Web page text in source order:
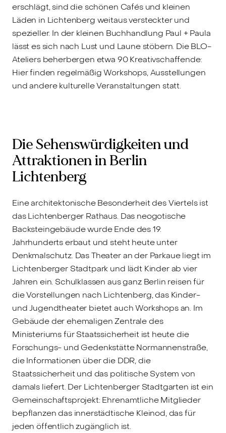
erschlägt, sind die schönen Cafés und kleinen
Läden in Lichtenberg weitaus versteckter und
spezieller. In der kleinen Buchhandlung Paul + Paula
lässt es sich nach Lust und Laune stöbern. Die BLO-
Ateliers beherbergen etwa 90 Kreativschaffende:
Hier finden regelmäßig Workshops, Ausstellungen
und andere kulturelle Veranstaltungen statt.
Die Sehenswürdigkeiten und
Attraktionen in Berlin
Lichtenberg
Eine architektonische Besonderheit des Viertels ist
das Lichtenberger Rathaus. Das neogotische
Backsteingebäude wurde Ende des 19.
Jahrhunderts erbaut und steht heute unter
Denkmalschutz. Das Theater an der Parkaue liegt im
Lichtenberger Stadtpark und lädt Kinder ab vier
Jahren ein. Schulklassen aus ganz Berlin reisen für
die Vorstellungen nach Lichtenberg, das Kinder-
und Jugendtheater bietet auch Workshops an. Im
Gebäude der ehemaligen Zentrale des
Ministeriums für Staatssicherheit ist heute die
Forschungs- und Gedenkstätte Normannenstraße,
die Informationen über die DDR, die
Staatssicherheit und das politische System von
damals liefert. Der Lichtenberger Stadtgarten ist ein
Gemeinschaftsprojekt: Ehrenamtliche Mitglieder
bepflanzen das innerstädtische Kleinod, das für
jeden öffentlich zugänglich ist.